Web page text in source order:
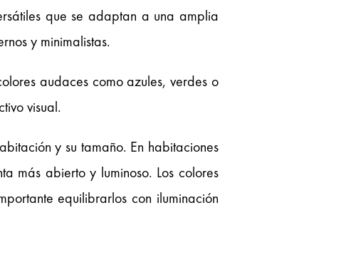
que se adaptan a una amplia
y minimalistas.
audaces como azules, verdes o
visual.
y su tamaño. En habitaciones
más abierto y luminoso. Los colores
equilibrarlos con iluminación